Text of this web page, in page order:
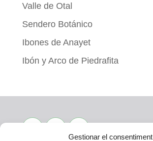
Gestionar el consentiment
Valle de Otal
Sendero Botánico
Ibones de Anayet
Ibón y Arco de Piedrafita